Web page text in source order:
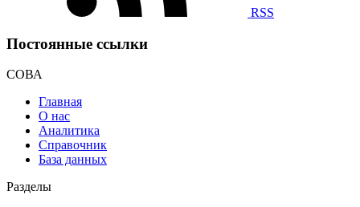
RSS
Постоянные ссылки
СОВА
Главная
О нас
Аналитика
Справочник
База данных
Разделы